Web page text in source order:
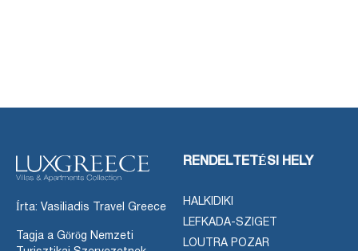
Írta: Vasiliadis Travel Greece
Tagja a Görög Nemzeti
RENDELTETÉSI HELY
HALKIDIKI
LEFKADA-SZIGET
LOUTRA POZAR